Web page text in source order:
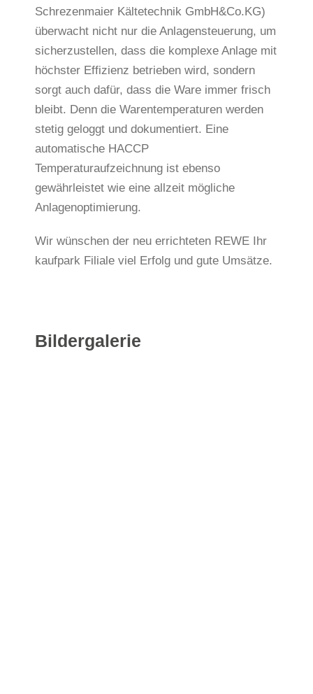
Schrezenmaier Kältetechnik GmbH&Co.KG)
überwacht nicht nur die Anlagensteuerung, um
sicherzustellen, dass die komplexe Anlage mit
höchster Effizienz betrieben wird, sondern
sorgt auch dafür, dass die Ware immer frisch
bleibt. Denn die Warentemperaturen werden
stetig geloggt und dokumentiert. Eine
automatische HACCP
Temperaturaufzeichnung ist ebenso
gewährleistet wie eine allzeit mögliche
Anlagenoptimierung.
Wir wünschen der neu errichteten REWE Ihr
kaufpark Filiale viel Erfolg und gute Umsätze.
Bildergalerie